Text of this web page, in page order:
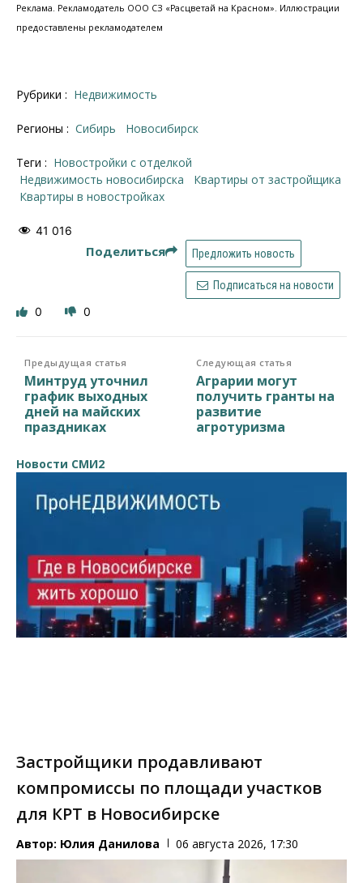
Реклама. Рекламодатель ООО СЗ «Расцветай на Красном». Иллюстрации
предоставлены рекламодателем
Рубрики : Недвижимость
Регионы : Сибирь Новосибирск
Теги :
новостройки с отделкой
недвижимость новосибирска
квартиры от застройщика
квартиры в новостройках
41 016
Поделиться Предложить новость
Подписаться на новости
0 0
Предыдущая статья
Минтруд уточнил
график выходных
дней на майских
праздниках
Следующая статья
Аграрии могут
получить гранты на
развитие
агротуризма
Новости СМИ2
Застройщики продавливают
компромиссы по площади участков
для КРТ в Новосибирске
Автор: Юлия Данилова 06 августа 2026, 17:30